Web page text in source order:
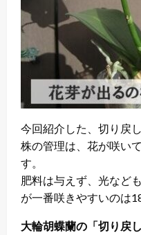
今回紹介した、切り戻
株の管理は、花が咲い
す。
肥料は与えず、光など
が一番咲きやすいのは
大輪胡蝶蘭の「切り戻